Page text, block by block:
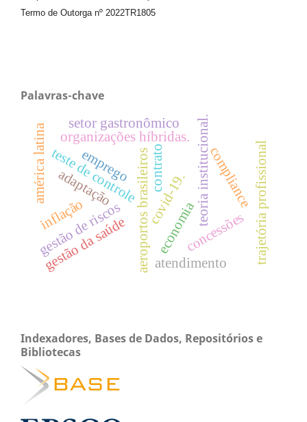
Termo de Outorga nº 2022TR1805
Palavras-chave
covid-19.
concessões
aeroportos brasileiros
organizações híbridas. teoria institucional.
teste de controle
gestão de riscos
compliance
setor gastronômico
adaptação
gestão da saúde atendimento trajetória profissional
economia
emprego contrato
inflação
américa latina
Indexadores, Bases de Dados, Repositórios e
Bibliotecas